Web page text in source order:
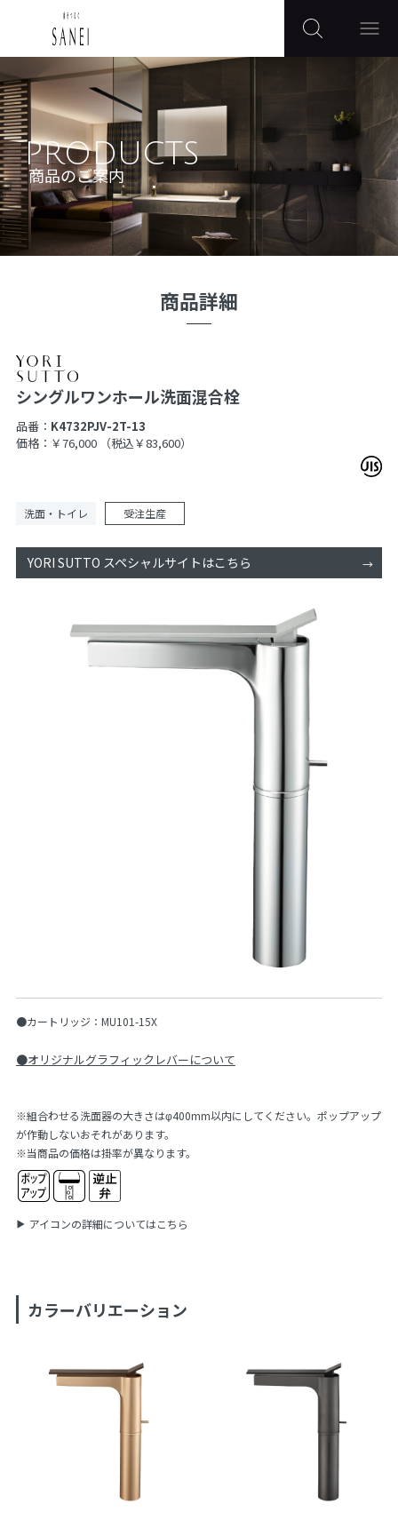
PRODUCTS
商品のご案内
商品詳細
シングルワンホール洗面混合栓
品番： K4732PJV-2T-13
価格：￥76,000
（税込￥83,600）
洗面・トイレ 受注生産
YORI SUTTO スペシャルサイトはこちら
●カートリッジ：MU101-15X
●オリジナルグラフィックレバーについて
※組合わせる洗面器の大きさはφ400mm以内にしてください。ポップアップ
が作動しないおそれがあります。
※当商品の価格は掛率が異なります。
アイコンの詳細についてはこちら
カラーバリエーション